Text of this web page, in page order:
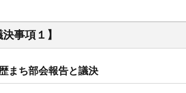
決事項１】
まち部会報告と議決